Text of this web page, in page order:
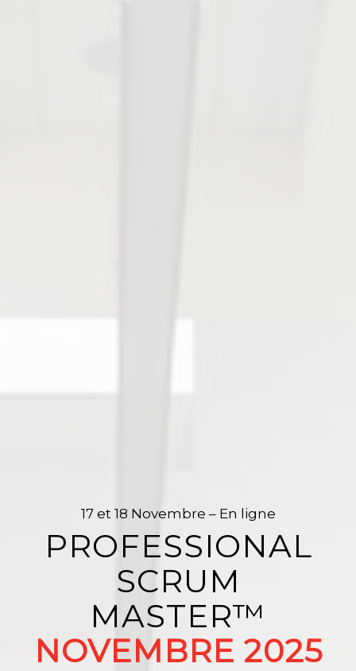
17 et 18 Novembre – En ligne
PROFESSIONAL
SCRUM
MASTER™️
NOVEMBRE 2025